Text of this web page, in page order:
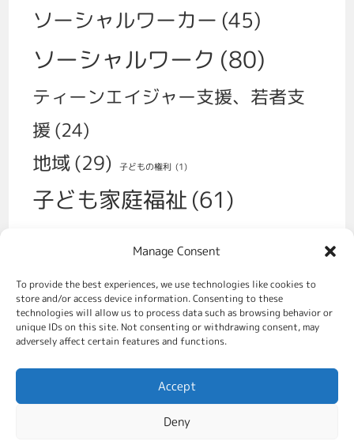
Manage Consent
To provide the best experiences, we use technologies like cookies to
store and/or access device information. Consenting to these
technologies will allow us to process data such as browsing behavior or
unique IDs on this site. Not consenting or withdrawing consent, may
adversely affect certain features and functions.
Accept
Deny
ソーシャルワーカー (45)
ソーシャルワーク (80)
ティーンエイジャー支援、若者支
援 (24)
地域(29) 子どもの権利 (1)
子ども家庭福祉 (61)
福祉政策(70) 移民 (2)
虐待対策、社会的養護 (49)
親をすることの支援
貧困対策(8)